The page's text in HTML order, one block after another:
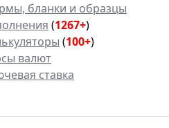
бланки и образцы
(1267+)
(100+)
валют
ставка